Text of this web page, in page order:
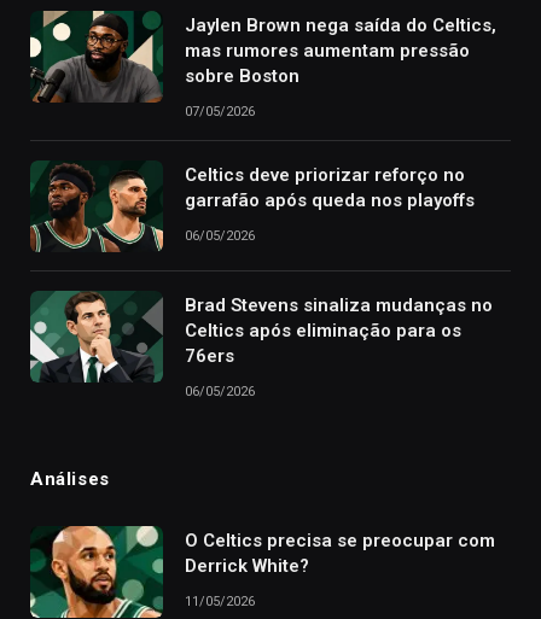
Jaylen Brown nega saída do Celtics,
mas rumores aumentam pressão
sobre Boston
07/05/2026
Celtics deve priorizar reforço no
garrafão após queda nos playoffs
06/05/2026
Brad Stevens sinaliza mudanças no
Celtics após eliminação para os
76ers
06/05/2026
Análises
O Celtics precisa se preocupar com
Derrick White?
11/05/2026